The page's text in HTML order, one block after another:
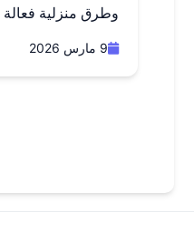
وطرق منزلية
9 مارس 2026